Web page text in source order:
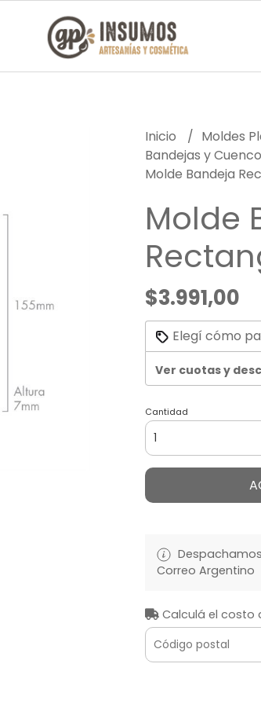
Inicio
Moldes
Bandejas y
Molde Bandeja
Molde
$3.991,00
Elegí cómo
Ver cuotas y
Cantidad
Correo Argentino
Calculá el costo